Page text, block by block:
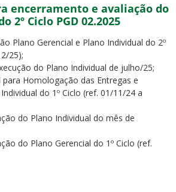
encerramento e avaliação do
2º Ciclo PGD 02.2025
Plano Gerencial e Plano Individual do 2º
25);
do Plano Individual de julho/25;
para Homologação das Entregas e
do 1º Ciclo (ref. 01/11/24 a
do Plano Individual do mês de
do Plano Gerencial do 1º Ciclo (ref.